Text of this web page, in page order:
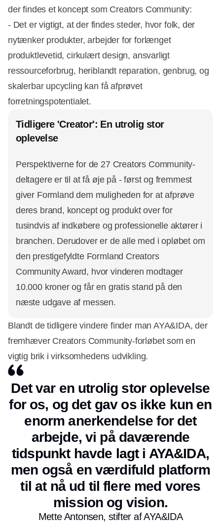
der findes et koncept som Creators Community:
- Det er vigtigt, at der findes steder, hvor folk, der
nytænker produkter, arbejder for forlænget
produktlevetid, cirkulært design, ansvarligt
ressourceforbrug, heriblandt reparation, genbrug, og
skalerbar upcycling kan få afprøvet
forretningspotentialet.
Tidligere 'Creator': En utrolig stor
oplevelse
Perspektiverne for de 27 Creators Community-
deltagere er til at få øje på - først og fremmest
giver Formland dem muligheden for at afprøve
deres brand, koncept og produkt over for
tusindvis af indkøbere og professionelle aktører i
branchen. Derudover er de alle med i opløbet om
den prestigefyldte Formland Creators
Community Award, hvor vinderen modtager
10.000 kroner og får en gratis stand på den
næste udgave af messen.
Blandt de tidligere vindere finder man AYA&IDA, der
fremhæver Creators Community-forløbet som en
vigtig brik i virksomhedens udvikling.
Det var en utrolig stor oplevelse
for os, og det gav os ikke kun en
enorm anerkendelse for det
arbejde, vi på daværende
tidspunkt havde lagt i AYA&IDA,
men også en værdifuld platform
til at nå ud til flere med vores
mission og vision.
Mette Antonsen, stifter af AYA&IDA